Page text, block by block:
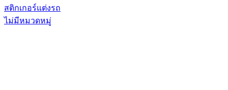
สติกเกอร์แต่งรถ
ไม่มีหมวดหมู่